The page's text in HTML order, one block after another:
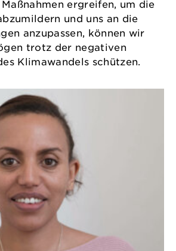
ergreifen, um die
und uns an die
anzupassen, können wir
trotz der negativen
Klimawandels schützen.